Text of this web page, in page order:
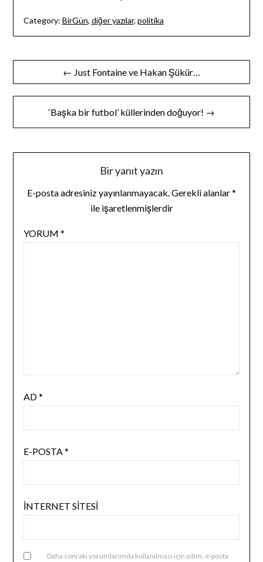
Category: BirGün, diğer yazılar, politika
Yazı
gezinmesi
← Just Fontaine ve Hakan Şükür…
‘Başka bir futbol’ küllerinden doğuyor! →
Bir yanıt yazın
E-posta adresiniz yayınlanmayacak.Gerekli alanlar*
ile işaretlenmişlerdir
YORUM *
AD*
E-POSTA*
İNTERNET SITESI
Daha sonraki yorumlarımda kullanılması için adım, e-posta